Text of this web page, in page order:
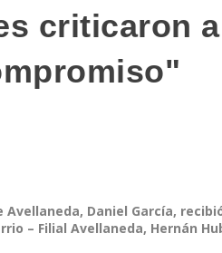
criticaron
Avellaneda, Daniel García,
– Filial Avellaneda, Hernán